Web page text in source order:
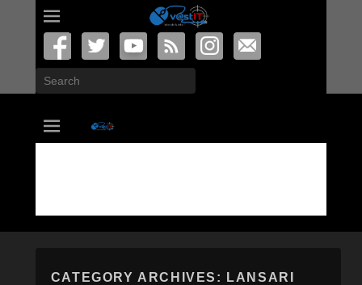
Search
vastIT.ro
Blog de Tehnologie
CATEGORY ARCHIVES: LANSARI